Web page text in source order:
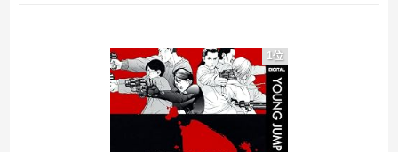
中国、三峡ダムが全開放流。長江流域で深刻な洪水被害
高市総理「物価上昇を上回る賃上げを日本に定着させる」⇒ 国家公務員月給3.51％増へ
中国の海水浴場の映像があまりにも・・・
1位